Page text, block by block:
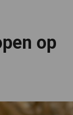
op